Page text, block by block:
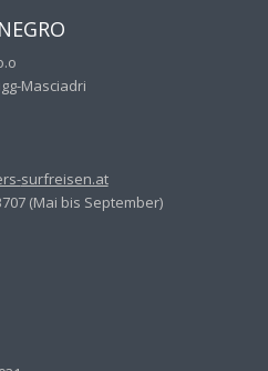
Masciadri
surfreisen.at
(Mai bis September)